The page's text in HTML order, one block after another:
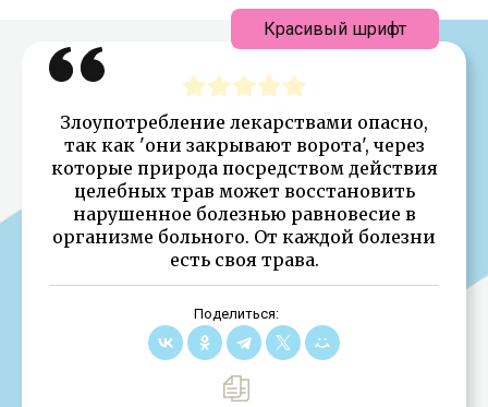
Злоупотребление лекарствами опасно,
так как 'они закрывают ворота', через
которые природа посредством действия
целебных трав может восстановить
нарушенное болезнью равновесие в
организме больного. От каждой болезни
есть своя трава.
Поделиться:
Красивый шрифт